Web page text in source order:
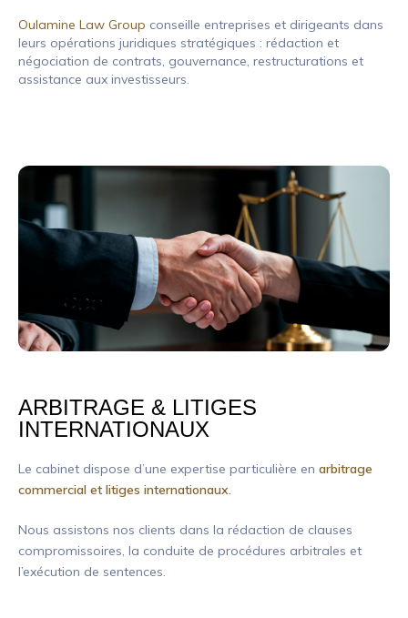
Oulamine Law Group conseille entreprises et dirigeants dans
leurs opérations juridiques stratégiques : rédaction et
négociation de contrats, gouvernance, restructurations et
assistance aux investisseurs.
ARBITRAGE & LITIGES
INTERNATIONAUX
Le cabinet dispose d’une expertise particulière en arbitrage
commercial et litiges internationaux.
Nous assistons nos clients dans la rédaction de clauses
compromissoires, la conduite de procédures arbitrales et
l’exécution de sentences.